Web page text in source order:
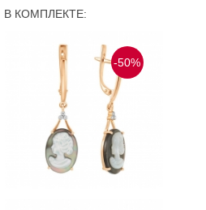
В КОМПЛЕКТЕ:
-50%